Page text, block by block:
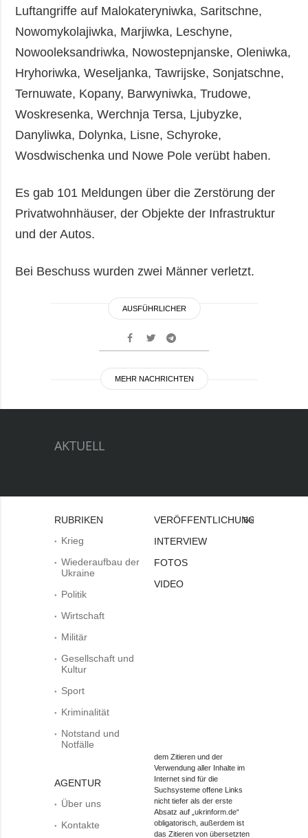
Luftangriffe auf Malokateryniwka, Saritschne,
Nowomykolajiwka, Marjiwka, Leschyne,
Nowooleksandriwka, Nowostepnjanske, Oleniwka,
Hryhoriwka, Weseljanka, Tawrijske, Sonjatschne,
Ternuwate, Kopany, Barwyniwka, Trudowe,
Woskresenka, Werchnja Tersa, Ljubyzke,
Danyliwka, Dolynka, Lisne, Schyroke,
Wosdwischenka und Nowe Pole verübt haben.
Es gab 101 Meldungen über die Zerstörung der
Privatwohnhäuser, der Objekte der Infrastruktur
und der Autos.
Bei Beschuss wurden zwei Männer verletzt.
AUSFÜHRLICHER
MEHR NACHRICHTEN
AKTUELL
RUBRIKEN
Krieg
Wiederaufbau der
Ukraine
Politik
Wirtschaft
Militär
Gesellschaft und
Kultur
Sport
Kriminalität
Notstand und
Notfälle
AGENTUR
Über uns
Kontakte
VERÖFFENTLICHUNGEN
INTERVIEW
FOTOS
VIDEO
Bei
dem Zitieren und der
Verwendung aller Inhalte im
Internet sind für die
Suchsysteme offene Links
nicht tiefer als der erste
Absatz auf „ukrinform.de“
obligatorisch, außerdem ist
das Zitieren von übersetzten